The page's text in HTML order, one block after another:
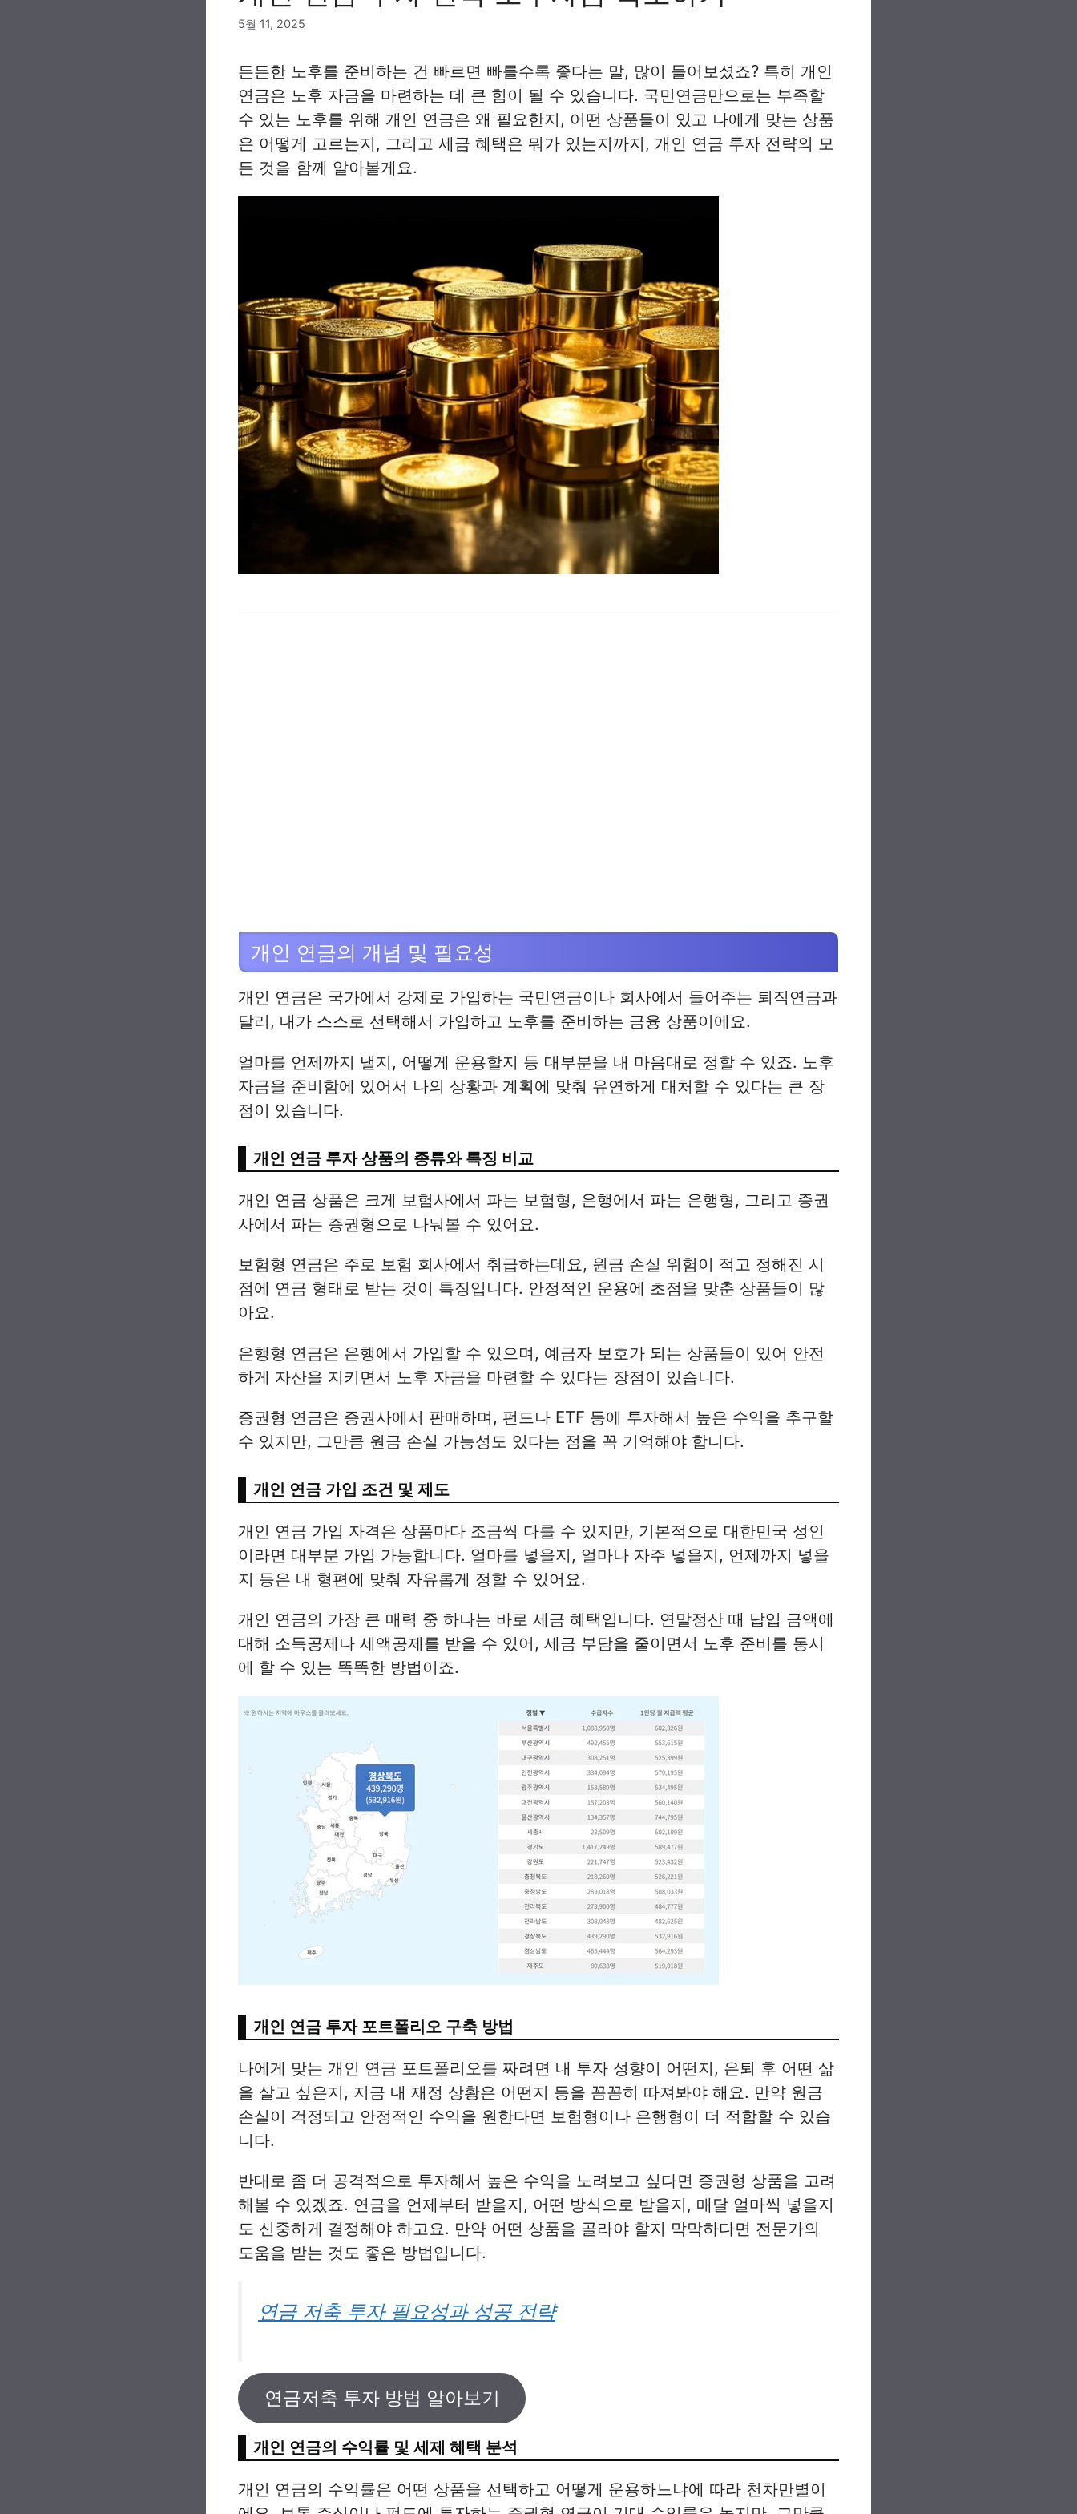
5월 11, 2025
든든한 노후를 준비하는 건 빠르면 빠를수록 좋다는 말, 많이 들어보셨죠? 특히 개인
연금은 노후 자금을 마련하는 데 큰 힘이 될 수 있습니다. 국민연금만으로는 부족할
수 있는 노후를 위해 개인 연금은 왜 필요한지, 어떤 상품들이 있고 나에게 맞는 상품
은 어떻게 고르는지, 그리고 세금 혜택은 뭐가 있는지까지, 개인 연금 투자 전략의 모
든 것을 함께 알아볼게요.
개인 연금의 개념 및 필요성
개인 연금은 국가에서 강제로 가입하는 국민연금이나 회사에서 들어주는 퇴직연금과
달리, 내가 스스로 선택해서 가입하고 노후를 준비하는 금융 상품이에요.
얼마를 언제까지 낼지, 어떻게 운용할지 등 대부분을 내 마음대로 정할 수 있죠. 노후
자금을 준비함에 있어서 나의 상황과 계획에 맞춰 유연하게 대처할 수 있다는 큰 장
점이 있습니다.
개인 연금 투자 상품의 종류와 특징 비교
개인 연금 상품은 크게 보험사에서 파는 보험형, 은행에서 파는 은행형, 그리고 증권
사에서 파는 증권형으로 나눠볼 수 있어요.
보험형 연금은 주로 보험 회사에서 취급하는데요, 원금 손실 위험이 적고 정해진 시
점에 연금 형태로 받는 것이 특징입니다. 안정적인 운용에 초점을 맞춘 상품들이 많
아요.
은행형 연금은 은행에서 가입할 수 있으며, 예금자 보호가 되는 상품들이 있어 안전
하게 자산을 지키면서 노후 자금을 마련할 수 있다는 장점이 있습니다.
증권형 연금은 증권사에서 판매하며, 펀드나 ETF 등에 투자해서 높은 수익을 추구할
수 있지만, 그만큼 원금 손실 가능성도 있다는 점을 꼭 기억해야 합니다.
개인 연금 가입 조건 및 제도
개인 연금 가입 자격은 상품마다 조금씩 다를 수 있지만, 기본적으로 대한민국 성인
이라면 대부분 가입 가능합니다. 얼마를 넣을지, 얼마나 자주 넣을지, 언제까지 넣을
지 등은 내 형편에 맞춰 자유롭게 정할 수 있어요.
개인 연금의 가장 큰 매력 중 하나는 바로 세금 혜택입니다. 연말정산 때 납입 금액에
대해 소득공제나 세액공제를 받을 수 있어, 세금 부담을 줄이면서 노후 준비를 동시
에 할 수 있는 똑똑한 방법이죠.
개인 연금 투자 포트폴리오 구축 방법
나에게 맞는 개인 연금 포트폴리오를 짜려면 내 투자 성향이 어떤지, 은퇴 후 어떤 삶
을 살고 싶은지, 지금 내 재정 상황은 어떤지 등을 꼼꼼히 따져봐야 해요. 만약 원금
손실이 걱정되고 안정적인 수익을 원한다면 보험형이나 은행형이 더 적합할 수 있습
니다.
반대로 좀 더 공격적으로 투자해서 높은 수익을 노려보고 싶다면 증권형 상품을 고려
해볼 수 있겠죠. 연금을 언제부터 받을지, 어떤 방식으로 받을지, 매달 얼마씩 넣을지
도 신중하게 결정해야 하고요. 만약 어떤 상품을 골라야 할지 막막하다면 전문가의
도움을 받는 것도 좋은 방법입니다.
연금 저축 투자 필요성과 성공 전략
연금저축 투자 방법 알아보기
개인 연금의 수익률 및 세제 혜택 분석
개인 연금의 수익률은 어떤 상품을 선택하고 어떻게 운용하느냐에 따라 천차만별이